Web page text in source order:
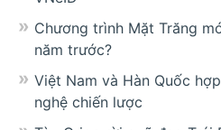
Chương trình Mặt Trăng
năm trước?
Việt Nam và Hàn Quốc
nghệ chiến lược